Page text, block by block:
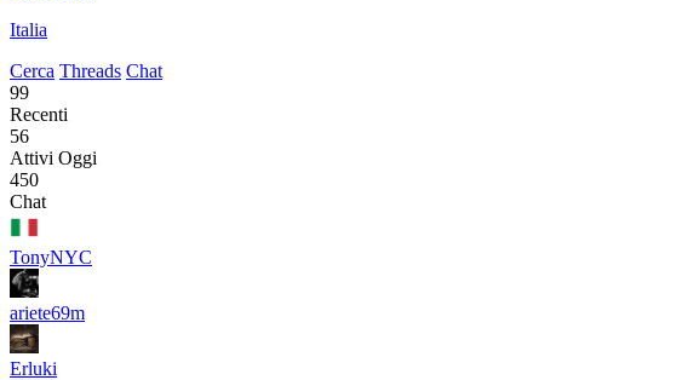
Italia
Cerca Threads Chat
99
Recenti
56
Attivi Oggi
450
Chat
TonyNYC
ariete69m
Erluki